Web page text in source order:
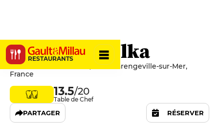
RESTAURANTS
La Table D'Elka
2 Place Des Canadiens, 76119 Varengeville-sur-Mer,
France
13.5/20
Table de Chef
PARTAGER RÉSERVER